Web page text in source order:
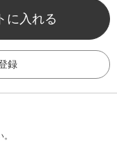
に入れる
録